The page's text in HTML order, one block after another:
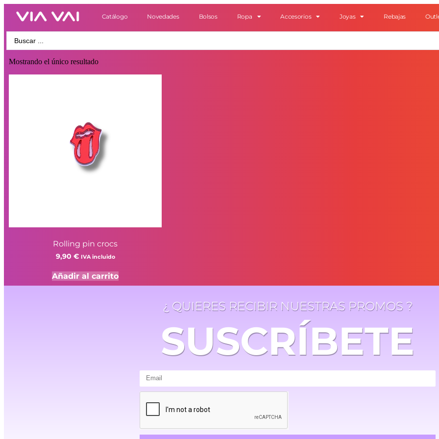
Catálogo Novedades Bolsos Ropa Accesorios Joyas Rebajas
Mostrando el único resultado
Rolling pin crocs
9,90 € IVA incluido
Añadir al carrito
¿ QUIERES RECIBIR NUESTRAS PROMOS ?
SUSCRÍBETE